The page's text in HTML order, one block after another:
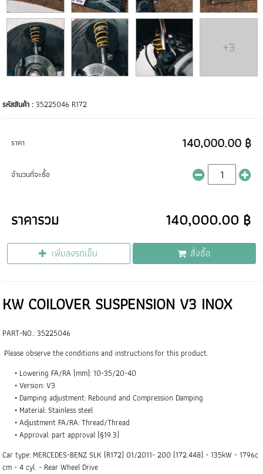
+3
รหัสสินค้า : 35225046 R172
ราคา 140,000.00 ฿
จำนวนที่จะซื้อ
ราคารวม 140,000.00 ฿
เพิ่มลงรถเข็น สั่งซื้อ
KW COILOVER SUSPENSION V3 INOX
PART-NO.: 35225046
Please observe theconditions and instructionsfor this product.
Lowering FA/RA (mm): 10-35/20-40
Version: V3
Damping adjustment: Rebound and Compression Damping
Material: Stainless steel
Adjustment FA/RA: Thread/Thread
Approval: part approval (§19.3)
Car type: MERCEDES-BENZ SLK (R172) 01/2011- 200 (172.448) - 135kW - 1796c
cm - 4 cyl. - Rear Wheel Drive